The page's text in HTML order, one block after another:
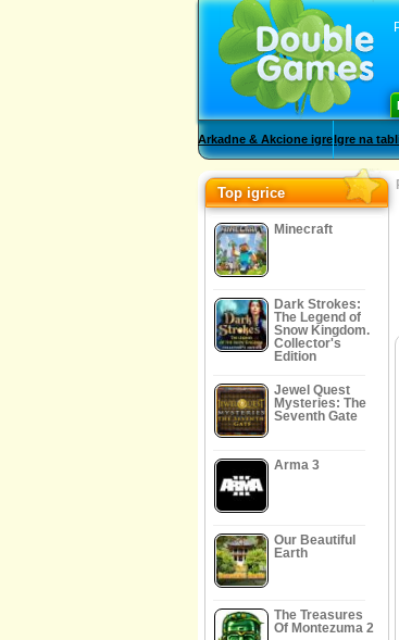
Arkadne & Akcione igreIgre na
Top igrice
Minecraft
Dark Strokes:
The Legend of
Snow Kingdom.
Collector's
Edition
Jewel Quest
Mysteries: The
Seventh Gate
Arma 3
Our Beautiful
Earth
The Treasures
Of Montezuma 2